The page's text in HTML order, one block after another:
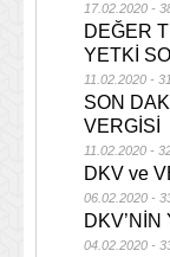
17.02.2020 -
DEĞER
YETKİ
11.02.2020 -
SON
VERGİSİ
11.02.2020 -
DKV ve
06.02.2020 -
DKV’NİN
04.02.2020 -